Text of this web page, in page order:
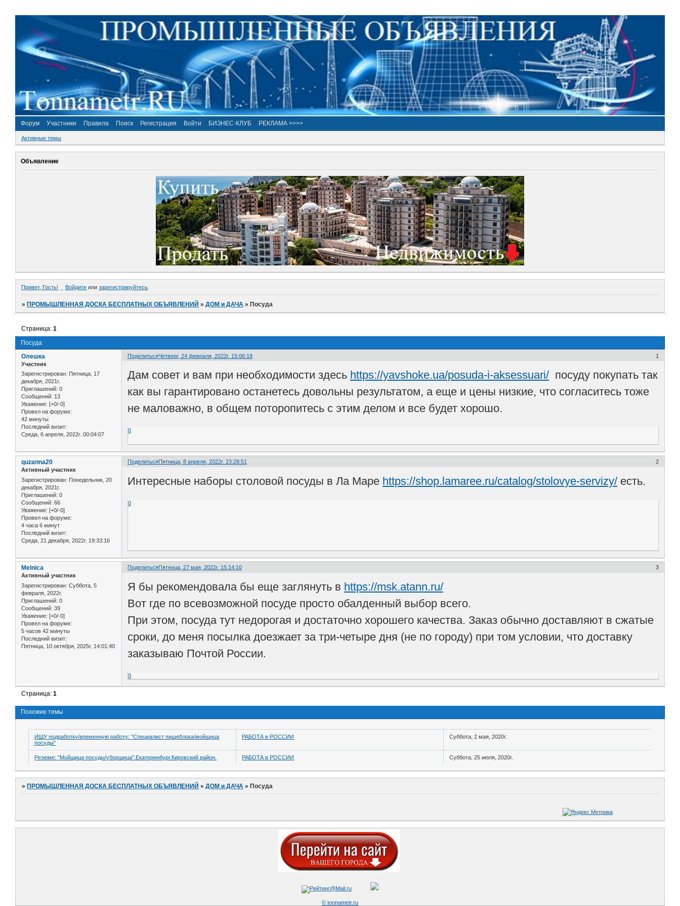
Форум Участники Правила Поиск Регистрация Войти БИЗНЕС-КЛУБ РЕКЛАМА >>>>
Активные темы
Объявление
Привет, Гость! Войдите или зарегистрируйтесь
»ПРОМЫШЛЕННАЯ ДОСКА БЕСПЛАТНЫХ ОБЪЯВЛЕНИЙ »ДОМ и ДАЧА »Посуда
Посуда
Страница:1
Поделиться 1
Четверг, 24 февраля, 2022г. 15:06:18
Олешка
Участник
Зарегистрирован: Пятница, 17
декабря, 2021г.
Приглашений: 0
Сообщений: 13
Уважение: [+0/-0]
Провел на форуме:
42 минуты
Последний визит:
Среда, 6 апреля, 2022г. 00:04:07
Дам совет и вам при необходимости здесь https://yavshoke.ua/posuda-i-aksessuari/ посуду покупать так
как вы гарантировано останетесь довольны результатом, а еще и цены низкие, что согласитесь тоже
не маловажно, в общем поторопитесь с этим делом и все будет хорошо.
0
Поделиться 2
Пятница, 8 апреля, 2022г. 23:28:51
quzanna20
Активный участник
Зарегистрирован: Понедельник, 20
декабря, 2021г.
Приглашений: 0
Сообщений: 66
Уважение: [+0/-0]
Провел на форуме:
4 часа 6 минут
Последний визит:
Среда, 21 декабря, 2022г. 19:33:16
Интересные наборы столовой посуды в Ла Маре https://shop.lamaree.ru/catalog/stolovye-servizy/ есть.
0
Поделиться 3
Пятница, 27 мая, 2022г. 15:14:10
Melnica
Активный участник
Зарегистрирован: Суббота, 5
февраля, 2022г.
Приглашений: 0
Сообщений: 39
Уважение: [+0/-0]
Провел на форуме:
5 часов 42 минуты
Последний визит:
Пятница, 10 октября, 2025г. 14:01:40
Я бы рекомендовала бы еще заглянуть в https://msk.atann.ru/
Вот где по всевозможной посуде просто обалденный выбор всего.
При этом, посуда тут недорогая и достаточно хорошего качества. Заказ обычно доставляют в сжатые
сроки, до меня посылка доезжает за три-четыре дня (не по городу) при том условии, что доставку
заказываю Почтой России.
0
Страница:1
Похожие темы
ИЩУ подработку/временную работу: "Специалист пищеблока/мойщица
посуды"
РАБОТА в РОССИИ Суббота, 2 мая, 2020г.
Резюме: "Мойщица посуды/уборщица".Екатеринбург.Кировский район. РАБОТА в РОССИИ Суббота, 25 июля, 2020г.
» ПРОМЫШЛЕННАЯ ДОСКА БЕСПЛАТНЫХ ОБЪЯВЛЕНИЙ »ДОМ и ДАЧА » Посуда
© tonnametr.ru